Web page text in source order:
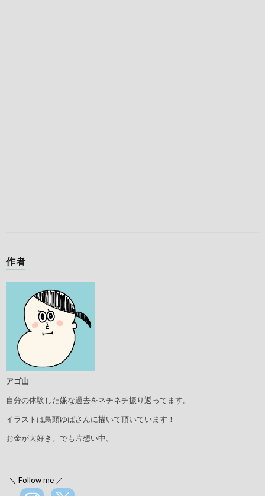
作者
アゴ山
自分の体験した嫌な過去をネチネチ振り返ってます。
イラストは鳥頭ゆばさんに描いて頂いています！
お金が大好き。でも片想い中。
＼ Follow me ／